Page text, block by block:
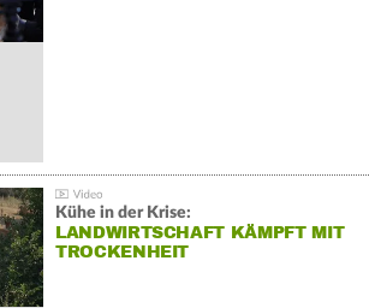
Kühe in der Krise:
LANDWIRTSCHAFT KÄMPFT MIT
TROCKENHEIT